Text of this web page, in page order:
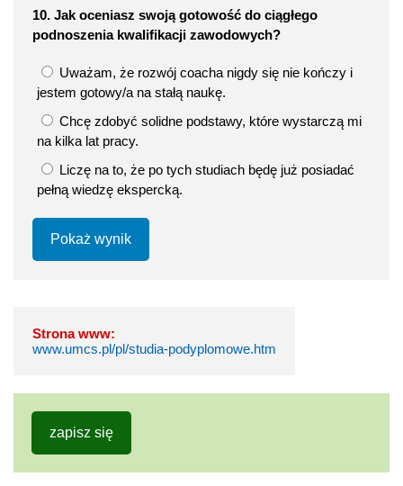
10. Jak oceniasz swoją gotowość do ciągłego
podnoszenia kwalifikacji zawodowych?
Uważam, że rozwój coacha nigdy się nie kończy i
jestem gotowy/a na stałą naukę.
Chcę zdobyć solidne podstawy, które wystarczą mi
na kilka lat pracy.
Liczę na to, że po tych studiach będę już posiadać
pełną wiedzę ekspercką.
Pokaż wynik
Strona www:
www.umcs.pl/pl/studia-podyplomowe.htm
zapisz się